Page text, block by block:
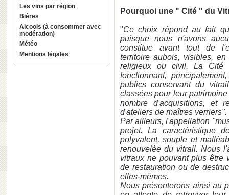
Les vins par région
Bières
Alcools (à consommer avec
modération)
Météo
Mentions légales
Pourquoi une " Cité " du
"Ce choix répond au fait
puisque nous n'avons
constitue avant tout de
territoire aubois, visibles,
religieux ou civil. La Cité
fonctionnant,
publics conservant du
classées pour leur
nombre d'acquisitions, et
d'ateliers de maîtres verriers".
Par ailleurs, l'appellation
projet. La caractéristique
polyvalent, souple et
renouvelée du vitrail. Nous
vitraux ne pouvant plus être
de restauration ou de
elles-mêmes.
Nous présenterons ainsi au